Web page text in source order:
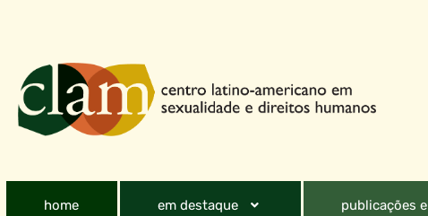
home em destaque publicações